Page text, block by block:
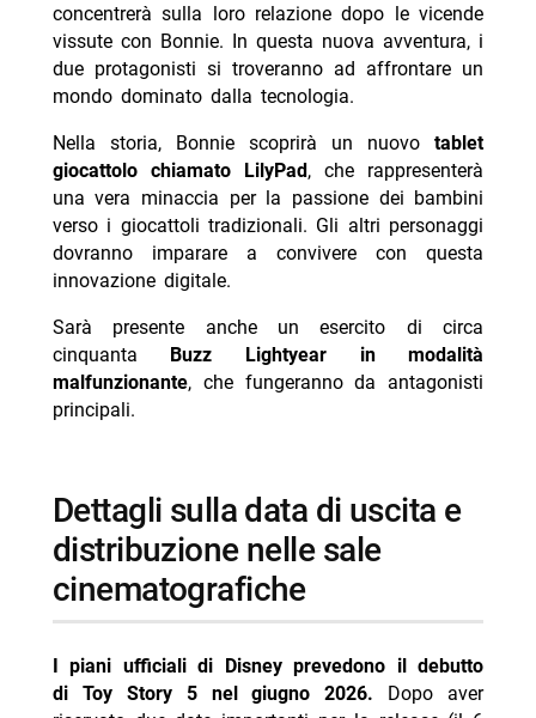
concentrerà sulla loro relazione dopo le vicende
vissute con Bonnie. In questa nuova avventura, i
due protagonisti si troveranno ad affrontare un
mondo dominato dalla tecnologia.
Nella storia, Bonnie scoprirà un nuovotablet
giocattolo chiamato LilyPad, che rappresenterà
una vera minaccia per la passione dei bambini
verso i giocattoli tradizionali. Gli altri personaggi
dovranno imparare a convivere con questa
innovazione digitale.
Sarà presente anche un esercito di circa
cinquanta Buzz Lightyear in modalità
malfunzionante, che fungeranno da antagonisti
principali.
dettagli sulla data di uscita e
distribuzione nelle sale
cinematografiche
I piani ufficiali di Disney prevedono il debutto
di Toy Story 5 nel giugno 2026. Dopo aver